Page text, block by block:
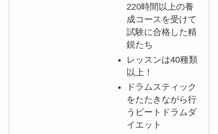
220時間以上の養
成コースを受けて
試験に合格した精
鋭たち
レッスンは40種類
以上！
ドラムスティック
をたたきながら行
うビートドラムダ
イエット